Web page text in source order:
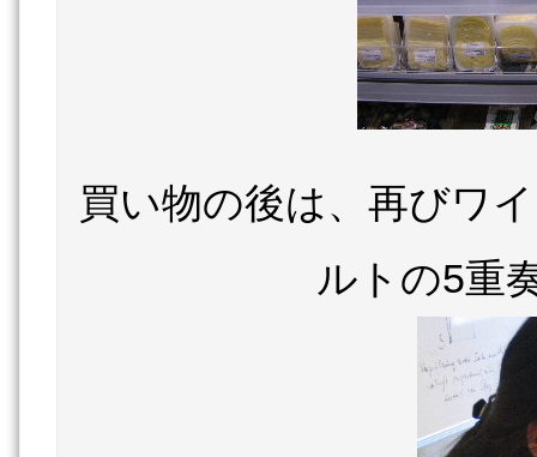
買い物の後は、再びワ
ルトの5重